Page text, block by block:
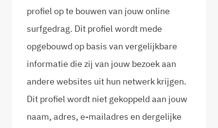
profiel op te bouwen van jouw online
surfgedrag. Dit profiel wordt mede
opgebouwd op basis van vergelijkbare
informatie die zij van jouw bezoek aan
andere websites uit hun netwerk krijgen.
Dit profiel wordt niet gekoppeld aan jouw
naam, adres, e-mailadres en dergelijke